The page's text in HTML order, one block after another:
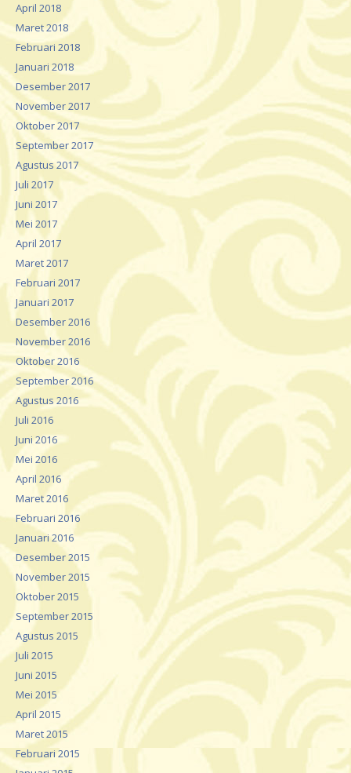
April 2018
Maret 2018
Februari 2018
Januari 2018
Desember 2017
November 2017
Oktober 2017
September 2017
Agustus 2017
Juli 2017
Juni 2017
Mei 2017
April 2017
Maret 2017
Februari 2017
Januari 2017
Desember 2016
November 2016
Oktober 2016
September 2016
Agustus 2016
Juli 2016
Juni 2016
Mei 2016
April 2016
Maret 2016
Februari 2016
Januari 2016
Desember 2015
November 2015
Oktober 2015
September 2015
Agustus 2015
Juli 2015
Juni 2015
Mei 2015
April 2015
Maret 2015
Februari 2015